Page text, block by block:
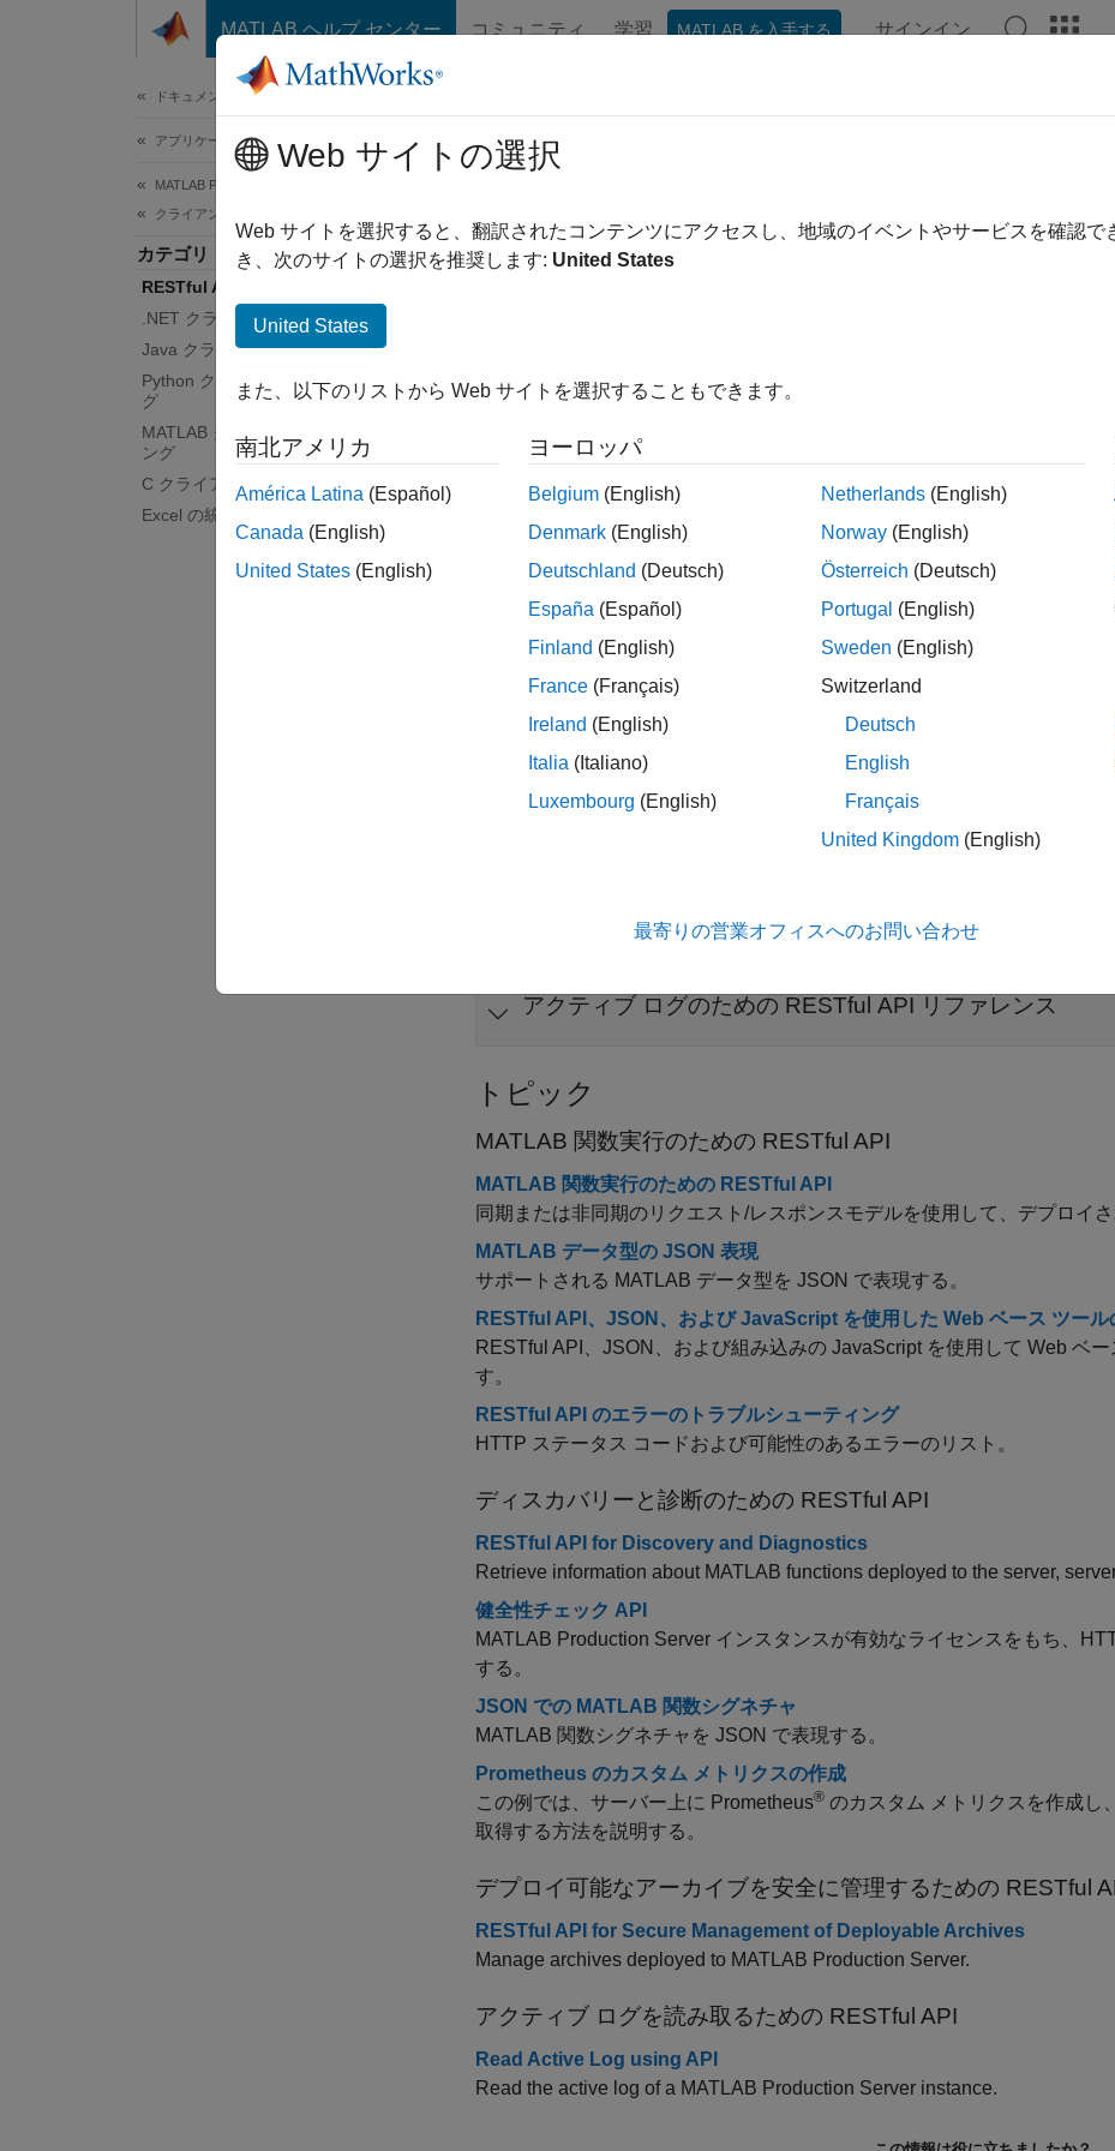
コンテンツへスキップ
MATLAB ヘルプ センター コミュニティ 学習 MATLAB を入手する サインイン
ドキュメンテーションのホーム
アプリケーションのデプロイ
MATLAB Production Server
クライアント プログラミング
カテゴリ
RESTful API
.NET クライアントのプログラミング
Java クライアントのプログラミング
Python クライアントのプログラミン
グ
MATLAB クライアントのプログラミ
ング
C クライアントのプログラミング
Excel の統合
RESTful API
RESTful API を使用したクライアント プログラムの作成
MATLAB ®Production Server™
RESTful API は、MATLAB 関数実行のた
取得するための API、およびサーバーにデプロイされた MATLAB 関数に
MATLAB 関数実行のための RESTful API リファ
非同期実行
同期実行
サーバー ディスカバリーと診断のための
ディスカバリー サービス
メトリクス サービス
アクティブ ログのための RESTful API リファレンス
トピック
MATLAB 関数実行のための RESTful API
MATLAB 関数実行のための RESTful API
同期または非同期のリクエスト/レスポンスモデルを使用して、デプロイ
MATLAB データ型の JSON 表現
サポートされる MATLAB データ型を JSON で表現する。
RESTful API、JSON、および JavaScript を使用した Web ベース ツール
RESTful API、JSON、および組み込みの JavaScript を使用して Web ベ
す。
RESTful API のエラーのトラブルシューティング
HTTP ステータス コードおよび可能性のあるエラーのリスト。
ディスカバリーと診断のための RESTful API
RESTful API for Discovery and Diagnostics
Retrieve information about MATLAB functions deployed to the server,
健全性チェック API
MATLAB Production Server インスタンスが有効なライセンスをもち、
する。
JSON での MATLAB 関数シグネチャ
MATLAB 関数シグネチャを JSON で表現する。
Prometheus のカスタム メトリクスの作成
この例では、サーバー上に Prometheus® のカスタム メトリクスを作成し
取得する方法を説明する。
デプロイ可能なアーカイブを安全に管理するための RESTful
RESTful API for Secure Management of Deployable Archives
Manage archives deployed to MATLAB Production Server.
アクティブ ログを読み取るための RESTful API
Read Active Log using API
Read the active log of a MATLAB Production Server instance.
Web サイトの選択
Web サイトを選択すると、翻訳されたコンテンツにアクセスし、地域のイベントやサービスを確認
き、次のサイトの選択を推奨します: United States
United States
また、以下のリストから Web サイトを選択することもできます。
南北アメリカ
América Latina (Español)
Canada (English)
United States (English)
ヨーロッパ
Belgium (English)
Denmark (English)
Deutschland (Deutsch)
España (Español)
Finland (English)
France (Français)
Ireland (English)
Italia (Italiano)
Luxembourg (English)
Netherlands (English)
Norway (English)
Österreich (Deutsch)
Portugal (English)
Sweden (English)
Switzerland
Deutsch
English
Français
United Kingdom (English)
最寄りの営業オフィスへのお問い合わせ